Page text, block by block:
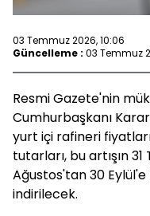
03 Temmuz 2026, 10:06
Güncelleme : 03 Temmuz
Resmi Gazete'nin
Cumhurbaşkanı
yurt içi rafineri
tutarları, bu artışın
Ağustos'tan 30
indirilecek.